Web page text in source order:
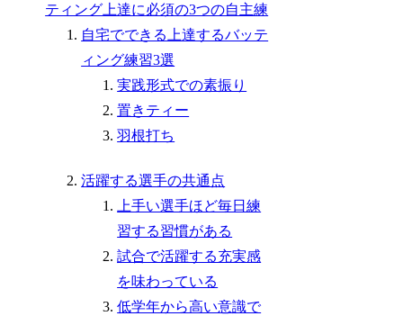
ティング上達に必須の3つの自主練
自宅でできる上達するバッテ
ィング練習3選
実践形式での素振り
置きティー
羽根打ち
活躍する選手の共通点
上手い選手ほど毎日練
習する習慣がある
試合で活躍する充実感
を味わっている
低学年から高い意識で